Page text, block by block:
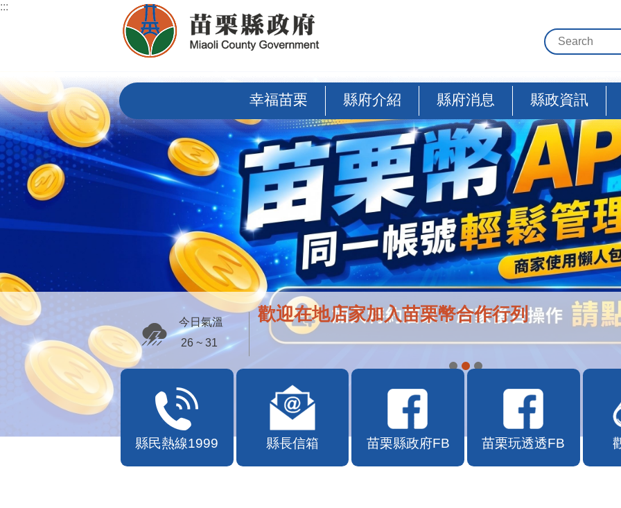
跳到主要內容區塊
:::
幸福苗栗 縣府介紹 縣府消息 縣政資訊
歡迎在地店家加入苗栗幣合作行列
今日氣溫
26 ~ 31
縣民熱線1999 縣長信箱 苗栗縣政府FB 苗栗玩透透FB